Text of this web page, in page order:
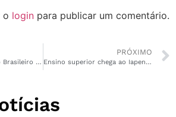
o login para publicar um comentário.
Prefeitura e Exército Brasileiro plantam 300 mudas de Ipês no Habitacional Miracema
PRÓXIMO
Ensino superior chega ao Iapen como oportunidade de ressocialização